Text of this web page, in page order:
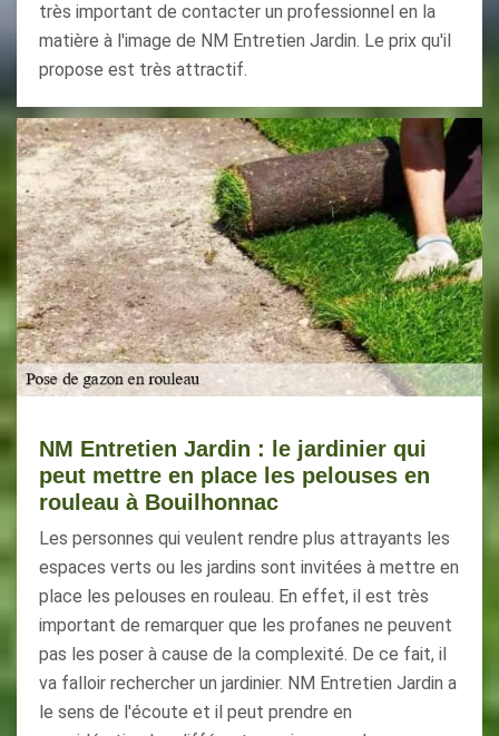
très important de contacter un professionnel en la
matière à l'image de NM Entretien Jardin. Le prix qu'il
propose est très attractif.
NM Entretien Jardin : le jardinier qui
peut mettre en place les pelouses en
rouleau à Bouilhonnac
Les personnes qui veulent rendre plus attrayants les
espaces verts ou les jardins sont invitées à mettre en
place les pelouses en rouleau. En effet, il est très
important de remarquer que les profanes ne peuvent
pas les poser à cause de la complexité. De ce fait, il
va falloir rechercher un jardinier. NM Entretien Jardin a
le sens de l'écoute et il peut prendre en